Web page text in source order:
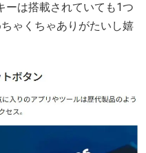
ーは搭載されていても1つ
ゃくちゃありがたいし嬉